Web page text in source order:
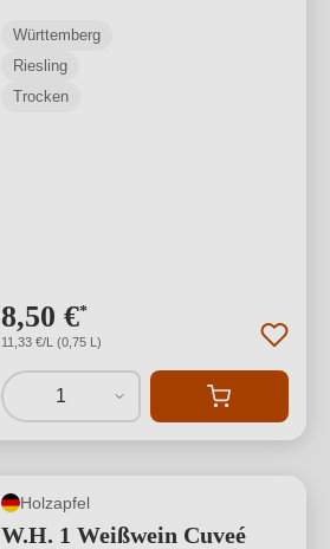
Württemberg
Riesling
Trocken
8,50 €*
11,33 €/L (0,75 L)
1
Holzapfel
W.H. 1 Weißwein Cuveé